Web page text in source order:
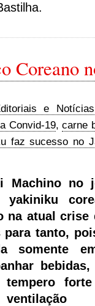
Coreano
e Notícias
Convid-19,carne
faz sucesso no
Machino no
na atual crise
tanto,
somente
tempero